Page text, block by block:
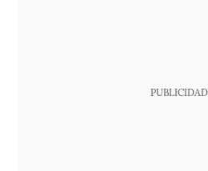
PUBLICIDAD